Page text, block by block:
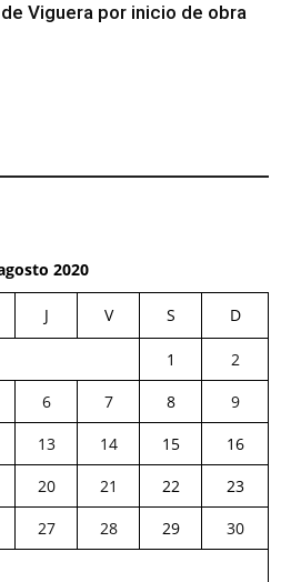
Viguera por inicio de obra
2020
J V S D
1
2
6 7 8
9
13 14 15
16
20 21 22
23
27 28 29
30